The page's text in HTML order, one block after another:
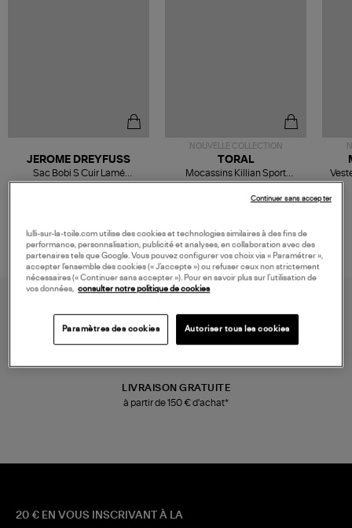
JEROME DREYFUSS
Sac Bobi S Cuir Lamé
Champagne
NOUVELLE COLLECTION
TORAL
Mocassins Killian Sport
Mousse
LIVRAISON GRATUITE
à partir de 150 € d'achat*
20 € EN VOUS INSCRIVANT À LA
lulli-sur-la-toile.com utilise des cookies et technologies similaires à des fins de
performance, personnalisation, publicité et analyses, en collaboration avec des
partenaires tels que Google. Vous pouvez configurer vos choix via « Paramétrer »,
accepter l’ensemble des cookies (« J’accepte ») ou refuser ceux non strictement
nécessaires (« Continuer sans accepter »). Pour en savoir plus sur l’utilisation de
vos données, consulter notre politique de cookies
Paramètres des cookies Autoriser tous les cookies
Continuer sans accepter